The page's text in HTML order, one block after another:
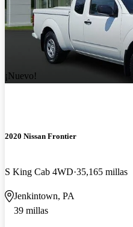
¡Nuevo!
2020 Nissan Frontier
S King Cab 4WD 35,165 millas
Jenkintown, PA
39 millas